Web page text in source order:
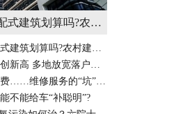
在农村盖自建房用装配式建筑划算吗?农村建造装配式房屋有补贴吗? 世界快讯
在农村盖自建房用装配式建筑划算吗?农村建造装配式房屋有补贴吗? 世界快讯
应届高校毕业生规模再创新高 多地放宽落户门槛“抢人”
质量无保障、配件乱收费……维修服务的“坑”你掉过吗？
不能给车“补聪明”?